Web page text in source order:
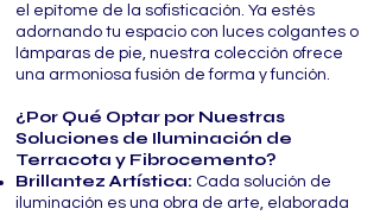
el epítome de la sofisticación. Ya estés
adornando tu espacio con luces colgantes o
lámparas de pie, nuestra colección ofrece
una armoniosa fusión de forma y función.
¿Por Qué Optar por Nuestras
Soluciones de Iluminación de
Terracota y Fibrocemento?
Brillantez Artística: Cada solución de
iluminación es una obra de arte, elaborada